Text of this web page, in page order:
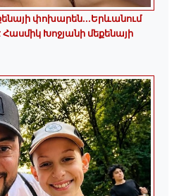
փոխարեն...Երևանում
Հասմիկ Խոջյանի մեքենայի